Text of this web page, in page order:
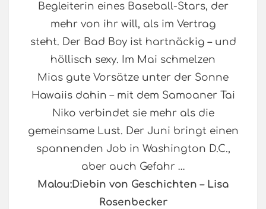
Begleiterin eines Baseball-Stars, der
mehr von ihr will, als im Vertrag
steht. Der Bad Boy ist hartnäckig – und
höllisch sexy. Im Mai schmelzen
Mias gute Vorsätze unter der Sonne
Hawaiis dahin – mit dem Samoaner Tai
Niko verbindet sie mehr als die
gemeinsame Lust. Der Juni bringt einen
spannenden Job in Washington D.C.,
aber auch Gefahr …
Malou:Diebin von Geschichten – Lisa
Rosenbecker